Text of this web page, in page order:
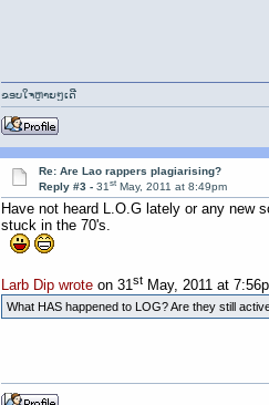
ຂອບໃຈຫຼາຍໆເດີ
Re: Are Lao rappers plagiarising?
Reply #3 -31st May, 2011 at 8:49pm
Have not heard L.O.G lately or any new
stuck in the 70's.
Larb Dip wroteon 31stMay, 2011 at
What HAS happened to LOG? Are they still